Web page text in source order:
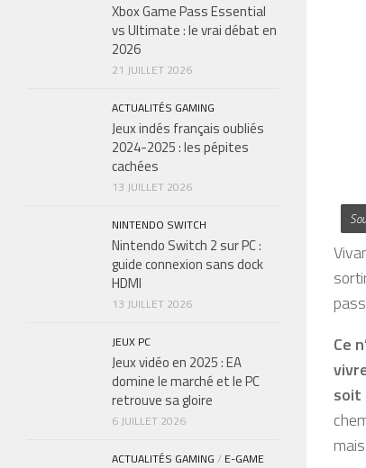
Ce
soit
Xbox Game Pass Essential
vs Ultimate : le vrai débat en
2026
21 JUILLET 2026
ACTUALITÉS GAMING
Jeux indés français oubliés
2024-2025 : les pépites
cachées
13 JUILLET 2026
NINTENDO SWITCH
Nintendo Switch 2 sur PC :
guide connexion sans dock
HDMI
13 JUILLET 2026
JEUX PC
Jeux vidéo en 2025 : EA
domine le marché et le PC
retrouve sa gloire
6 JUILLET 2026
ACTUALITÉS GAMING / E-GAME